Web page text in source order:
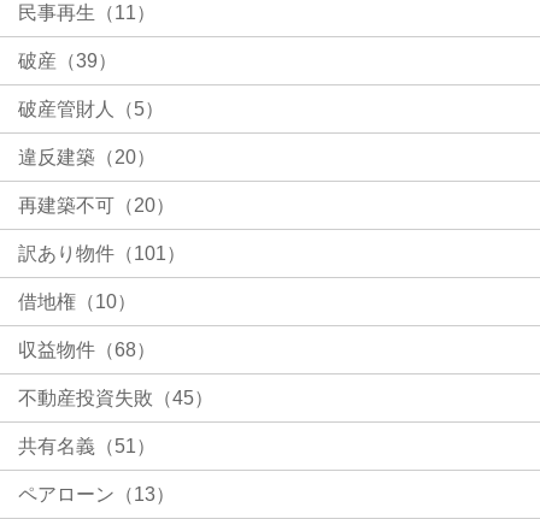
民事再生（11）
破産（39）
破産管財人（5）
違反建築（20）
再建築不可（20）
訳あり物件（101）
借地権（10）
収益物件（68）
不動産投資失敗（45）
共有名義（51）
ペアローン（13）